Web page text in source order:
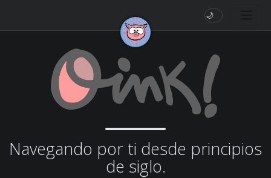
🌙
Navegando por ti desde principios
de siglo.